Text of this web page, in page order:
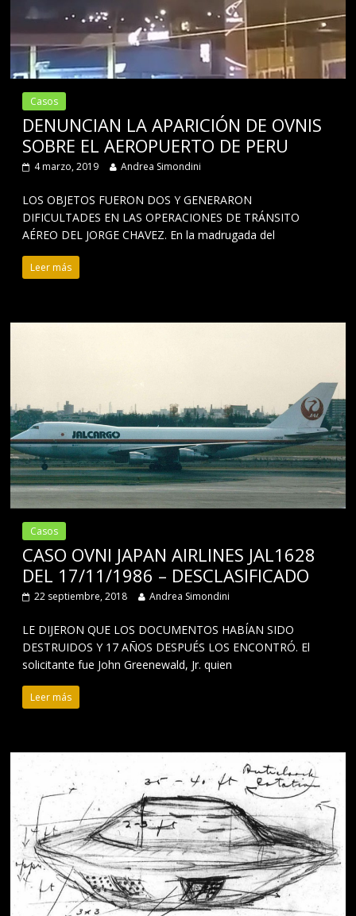
Casos
DENUNCIAN LA APARICIÓN DE OVNIS
SOBRE EL AEROPUERTO DE PERU
4 marzo, 2019 Andrea Simondini
LOS OBJETOS FUERON DOS Y GENERARON
DIFICULTADES EN LAS OPERACIONES DE TRÁNSITO
AÉREO DEL JORGE CHAVEZ. En la madrugada del
Leer más
Casos
CASO OVNI JAPAN AIRLINES JAL1628
DEL 17/11/1986 – DESCLASIFICADO
22 septiembre, 2018 Andrea Simondini
LE DIJERON QUE LOS DOCUMENTOS HABÍAN SIDO
DESTRUIDOS Y 17 AÑOS DESPUÉS LOS ENCONTRÓ. El
solicitante fue John Greenewald, Jr. quien
Leer más